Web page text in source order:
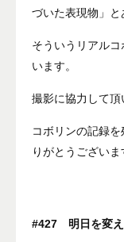
づいた表現物」と
そういうリアル
います。
撮影に協力して頂
コボリンの記録
りがとうございま
#427 明日を変え